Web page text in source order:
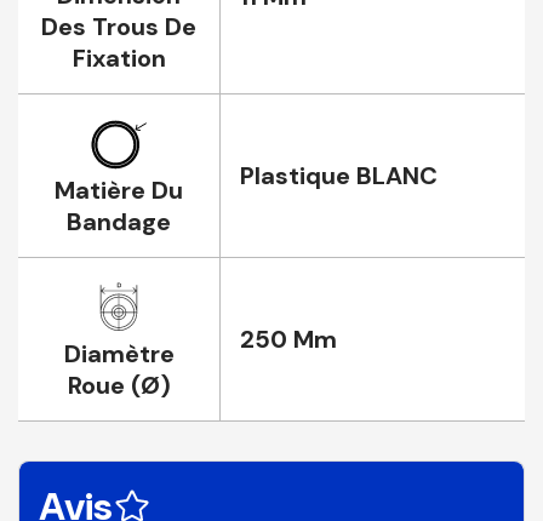
Des Trous De
Fixation
Matière Du
Bandage
Plastique BLANC
Diamètre
Roue (Ø)
250 Mm
Avis